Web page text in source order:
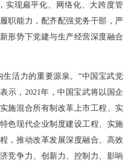
实现扁平化、网络化、大跨度管
职能力，配齐配强党务干部，严
形势下党建与生产经营深度融合
生活力的重要源泉。”中国宝武党
示，2021年，中国宝武将以国企
施混合所有制改革上市工程、实
色现代企业制度建设工程、实施
，推动改革发展深度融合、高效
竞争力、创新力、控制力、影响